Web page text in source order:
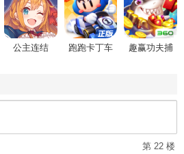
公主连结 跑跑卡丁车
趣赢功夫捕
第 22 楼